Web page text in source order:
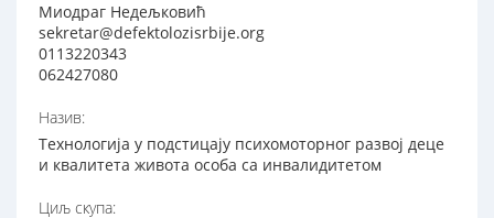
Миодраг Недељковић
sekretar@defektolozisrbije.org
0113220343
062427080
Назив:
Технологија у подстицају психомоторног развој деце
и квалитета живота особа са инвалидитетом
Циљ скупа: